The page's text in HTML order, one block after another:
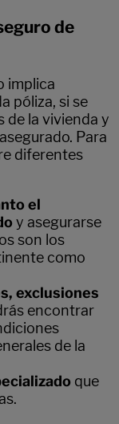
de
implica
póliza, si se
de la vivienda y
Para
diferentes
el
y asegurarse
son los
como
exclusiones
encontrar
de la
que